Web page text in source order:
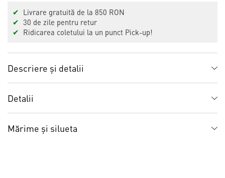
✔
Livrare gratuită de la 850 RON
✔ 30 de zile pentru retur
✔
Ridicarea coletului la un punct Pick-up!
Descriere și detalii
Detalii
Mărime și silueta